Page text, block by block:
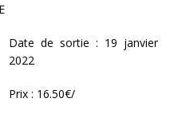
Date de sortie : 19 janvier
2022
Prix : 16.50€/